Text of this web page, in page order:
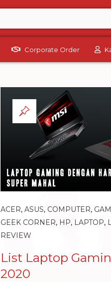
Corporate Order
ACER, ASUS, COMPUTER,
GEEK CORNER, HP, LAPTOP,
REVIEW
List Laptop
2020